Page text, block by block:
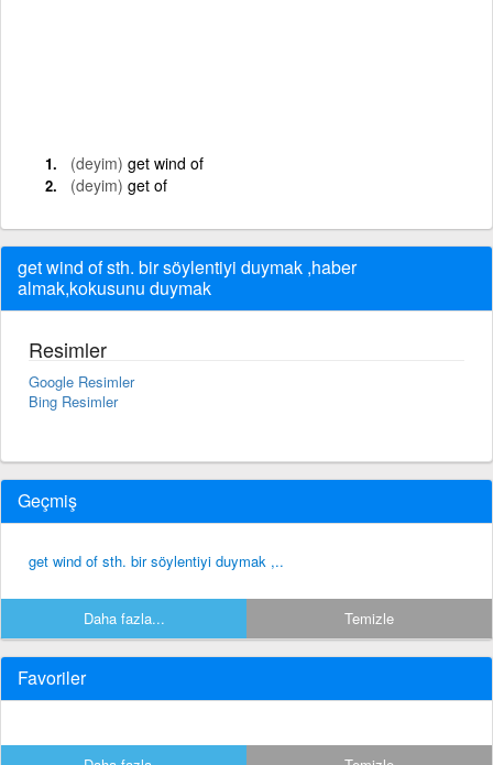
(deyim) get wind of
(deyim) get of
get wind of sth. bir söylentiyi duymak ,haber
almak,kokusunu duymak
Resimler
Google Resimler
Bing Resimler
Geçmiş
get wind of sth. bir söylentiyi duymak ,..
Daha fazla... Temizle
Favoriler